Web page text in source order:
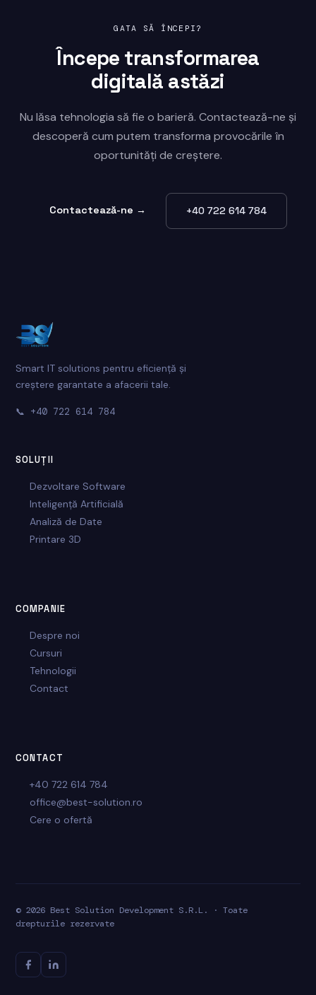
GATA SĂ ÎNCEPI?
Începe transformarea
digitală astăzi
Nu lăsa tehnologia să fie o barieră. Contactează-ne și
descoperă cum putem transforma provocările în
oportunități de creștere.
Contactează-ne → +40 722 614 784
Smart IT solutions pentru eficiență și
creștere garantate a afacerii tale.
📞 +40 722 614 784
SOLUȚII
Dezvoltare Software
Inteligență Artificială
Analiză de Date
Printare 3D
COMPANIE
Despre noi
Cursuri
Tehnologii
Contact
CONTACT
+40 722 614 784
office@best-solution.ro
Cere o ofertă
© 2026 Best Solution Development S.R.L. · Toate
drepturile rezervate